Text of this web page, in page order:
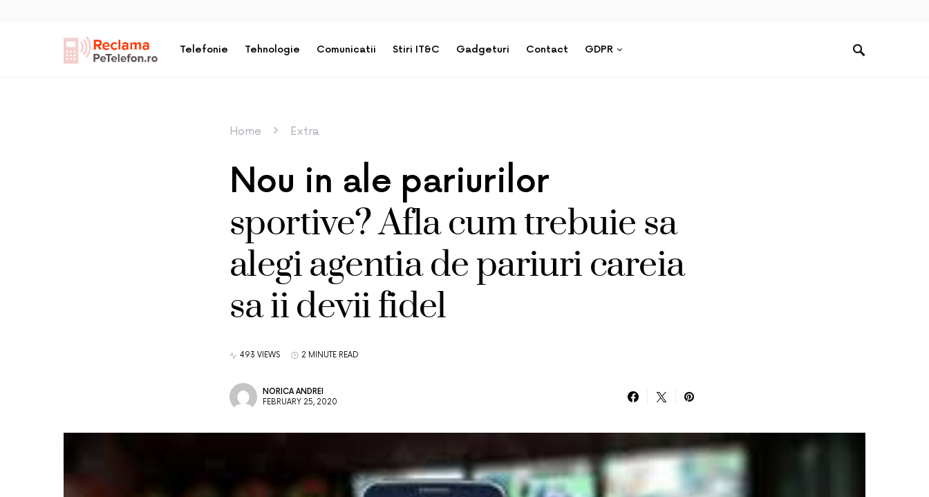
Telefonie Tehnologie Comunicatii Stiri IT&C Gadgeturi Contact GDPR
Home Extra
Nou in ale pariurilor
sportive? Afla cum trebuie sa
alegi agentia de pariuri careia
sa ii devii fidel
493 VIEWS 2 MINUTE READ
NORICA ANDREI
FEBRUARY 25, 2020